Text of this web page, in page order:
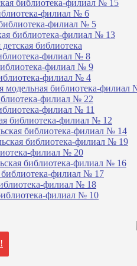
библиотека-филиал № 15
филиал № 6
филиал № 5
библиотека-филиал № 13
библиотека
филиал № 8
филиал № 9
филиал № 4
модельная библиотека-филиал
филиал № 22
филиал № 11
библиотека-филиал № 12
библиотека-филиал № 14
библиотека-филиал № 19
филиал № 20
библиотека-филиал № 16
библиотека-филиал № 17
филиал № 18
филиал № 10